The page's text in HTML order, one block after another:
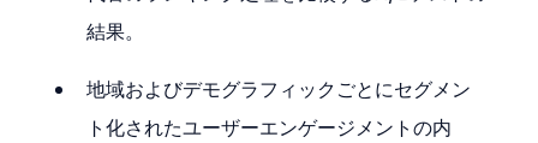
結果。
地域およびデモグラフィックごとにセグメン
ト化されたユーザーエンゲージメントの内